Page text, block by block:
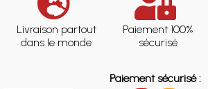
Livraison partout
dans le monde
Paiement 100%
sécurisé
Paiement sécurisé :